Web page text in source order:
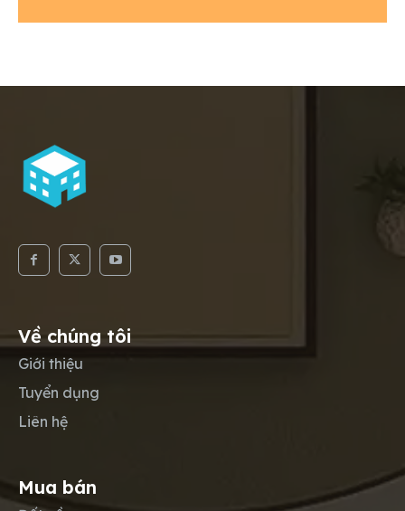
Về chúng tôi
Giới thiệu
Tuyển dụng
Liên hệ
Mua bán